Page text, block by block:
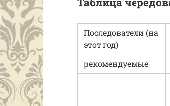
Последователи (на
этот год)
рекомендуемые